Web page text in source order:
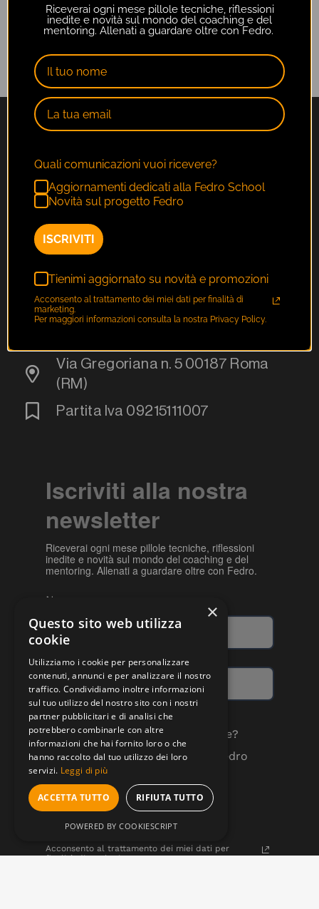
F.T.C. Srl
fedro@fedro.it
Via Gregoriana n. 5 00187 Roma
(RM)
Partita Iva 09215111007
Iscriviti alla nostra
newsletter
Riceverai ogni mese pillole tecniche, riflessioni
inedite e novità sul mondo del coaching e del
mentoring. Allenati a guardare oltre con Fedro.
Nome
Quali comunicazioni vuoi ricevere?
Aggiornamenti dedicati alla Fedro
School
Novità sul progetto Fedro
Tienimi aggiornato su novità e
promozioni
Acconsento al trattamento dei miei dati per
finalità di marketing.
×
Questo sito web utilizza
cookie
Utilizziamo i cookie per personalizzare
contenuti, annunci e per analizzare il nostro
traffico. Condividiamo inoltre informazioni
sul tuo utilizzo del nostro sito con i nostri
partner pubblicitari e di analisi che
potrebbero combinarle con altre
informazioni che hai fornito loro o che
hanno raccolto dal tuo utilizzo dei loro
servizi. Leggi di più
ACCETTA TUTTO RIFIUTA TUTTO
POWERED BY COOKIESCRIPT
Riceverai ogni mese pillole tecniche, riflessioni
inedite e novità sul mondo del coaching e del
mentoring. Allenati a guardare oltre con Fedro.
Quali comunicazioni vuoi ricevere?
Aggiornamenti dedicati alla Fedro School
Novità sul progetto Fedro
ISCRIVITI
Tienimi aggiornato su novità e promozioni
Acconsento al trattamento dei miei dati per finalità di
marketing.
Per maggiori informazioni consulta la nostra Privacy Policy.